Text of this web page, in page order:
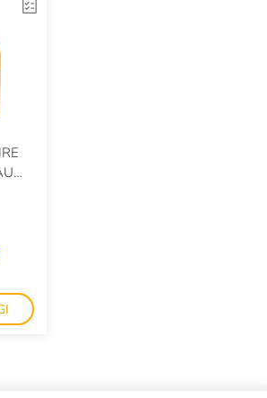
González